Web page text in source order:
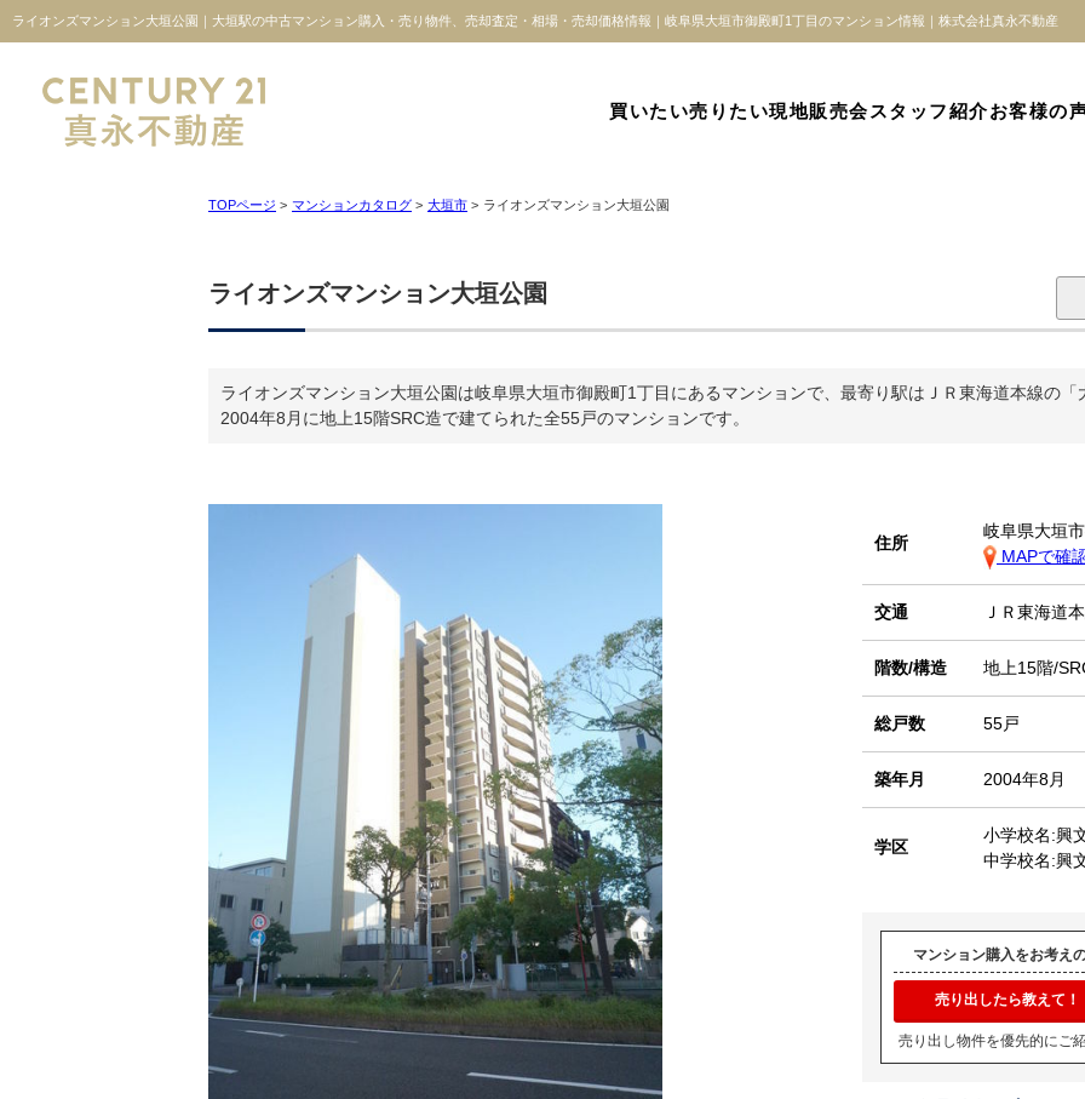
ライオンズマンション大垣公園｜大垣駅の中古マンション購入・売り物件、売却査定・相場・売却価格情報｜岐阜県大垣市御殿町1丁目のマンション情報｜株式会社真永不動産
買いたい売りたい現地販売会スタッフ紹介お客様の
TOPページ > マンションカタログ > 大垣市 > ライオンズマンション大垣公園
ライオンズマンション大垣公園
ライオンズマンション大垣公園は岐阜県大垣市御殿町1丁目にあるマンションで、最寄り駅はＪＲ東海道本線の「
2004年8月に地上15階SRC造で建てられた全55戸のマンションです。
住所
岐阜県大垣
MAPで確
交通 ＪＲ東海道
階数/構造 地上15階/
総戸数 55戸
築年月 2004年8月
学区
小学校名:興
中学校名:興
マンション購入をお考え
売り出したら教えて！
売り出し物件を優先的にご
物件検索